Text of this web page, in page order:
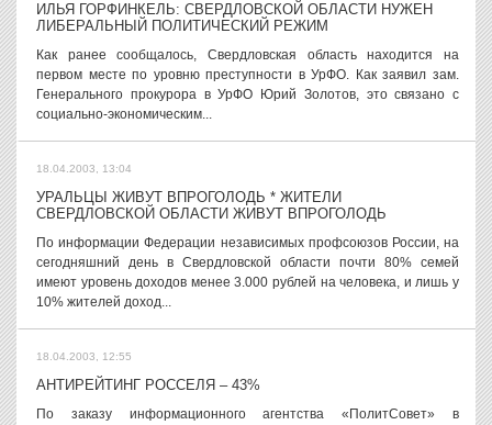
ИЛЬЯ ГОРФИНКЕЛЬ: СВЕРДЛОВСКОЙ ОБЛАСТИ НУЖЕН
ЛИБЕРАЛЬНЫЙ ПОЛИТИЧЕСКИЙ РЕЖИМ
Как ранее сообщалось, Свердловская область находится на
первом месте по уровню преступности в УрФО. Как заявил зам.
Генерального прокурора в УрФО Юрий Золотов, это связано с
социально-экономическим...
18.04.2003, 13:04
УРАЛЬЦЫ ЖИВУТ ВПРОГОЛОДЬ * ЖИТЕЛИ
СВЕРДЛОВСКОЙ ОБЛАСТИ ЖИВУТ ВПРОГОЛОДЬ
По информации Федерации независимых профсоюзов России, на
сегодняшний день в Свердловской области почти 80% семей
имеют уровень доходов менее 3.000 рублей на человека, и лишь у
10% жителей доход...
18.04.2003, 12:55
АНТИРЕЙТИНГ РОССЕЛЯ – 43%
По заказу информационного агентства «ПолитСовет» в